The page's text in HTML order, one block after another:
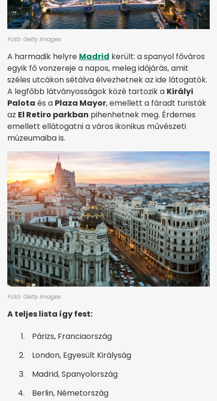
Fotó: Getty Images
A harmadik helyre Madrid került: a spanyol főváros
egyik fő vonzereje a napos, meleg időjárás, amit
széles utcákon sétálva élvezhetnek az ide látogatók.
A legfőbb látványosságok közé tartozik a Királyi
Palota és a Plaza Mayor, emellett a fáradt turisták
az El Retiro parkban pihenhetnek meg. Érdemes
emellett ellátogatni a város ikonikus művészeti
múzeumaiba is.
Fotó: Getty Images
A teljes lista így fest:
Párizs, Franciaország
London, Egyesült Királyság
Madrid, Spanyolország
Berlin, Németország